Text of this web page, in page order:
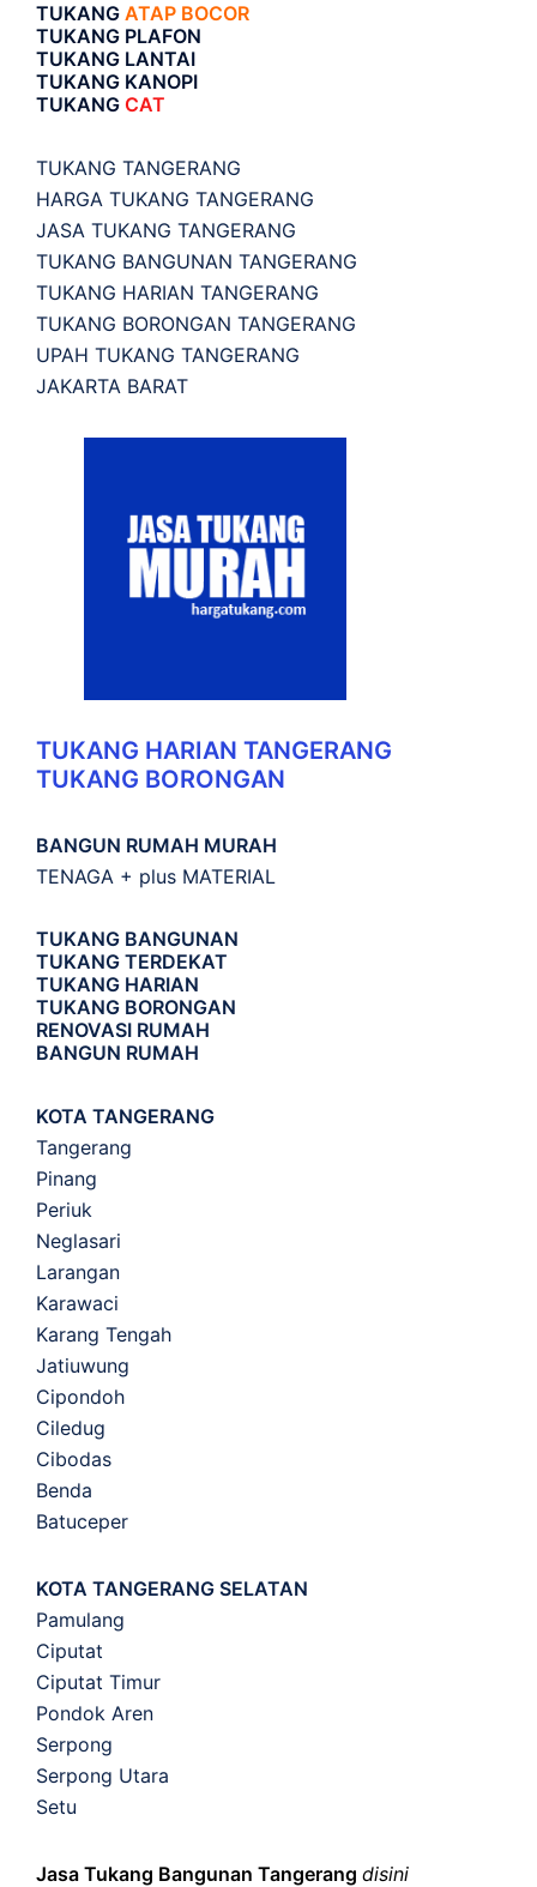
TUKANG ATAP BOCOR
TUKANG PLAFON
TUKANG LANTAI
TUKANG KANOPI
TUKANG CAT
TUKANG TANGERANG
HARGA TUKANG TANGERANG
JASA TUKANG TANGERANG
TUKANG BANGUNAN TANGERANG
TUKANG HARIAN TANGERANG
TUKANG BORONGAN TANGERANG
UPAH TUKANG TANGERANG
JAKARTA BARAT
TUKANG HARIAN TANGERANG
TUKANG BORONGAN
BANGUN RUMAH MURAH
TENAGA + plus MATERIAL
TUKANG BANGUNAN
TUKANG TERDEKAT
TUKANG HARIAN
TUKANG BORONGAN
RENOVASI RUMAH
BANGUN RUMAH
KOTA TANGERANG
Tangerang
Pinang
Periuk
Neglasari
Larangan
Karawaci
Karang Tengah
Jatiuwung
Cipondoh
Ciledug
Cibodas
Benda
Batuceper
KOTA TANGERANG SELATAN
Pamulang
Ciputat
Ciputat Timur
Pondok Aren
Serpong
Serpong Utara
Setu
Jasa Tukang Bangunan Tangerang disini